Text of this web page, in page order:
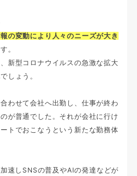
の変動により人々のニーズが大き
。
新型コロナウイルスの急激な拡大
しょう。
わせて会社へ出勤し、仕事が終わ
が普通でした。それが会社に行け
トでおこなうという新たな勤務体
速しSNSの普及やAIの発達などが